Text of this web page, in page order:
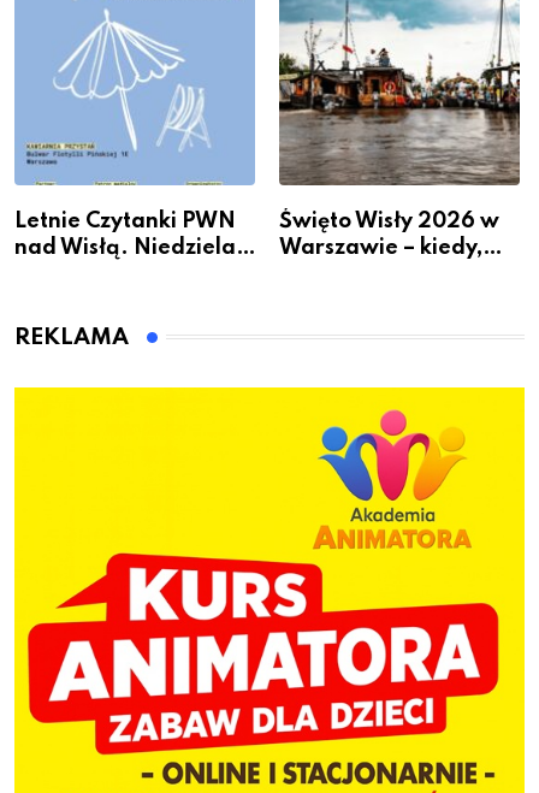
Letnie Czytanki PWN
nad Wisłą. Niedziela z
Święto Wisły 2026 w
Warszawie – kiedy,
REKLAMA